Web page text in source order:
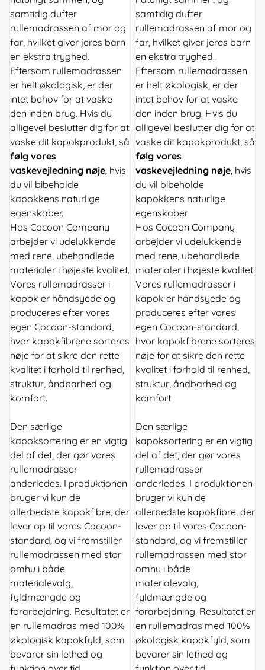
samtidig dufter
rullemadrassen af mor og
far, hvilket giver jeres barn
en ekstra tryghed.
Eftersom rullemadrassen
er helt økologisk, er der
intet behov for at vaske
den inden brug. Hvis du
alligevel beslutter dig for at
vaske dit kapokprodukt, så
følg vores
vaskevejledning nøje, hvis
du vil bibeholde
kapokkens naturlige
egenskaber.
Hos Cocoon Company
arbejder vi udelukkende
med rene, ubehandlede
materialer i højeste kvalitet.
Vores rullemadrasser i
kapok er håndsyede og
produceres efter vores
egen Cocoon-standard,
hvor kapokfibrene sorteres
nøje for at sikre den rette
kvalitet i forhold til renhed,
struktur, åndbarhed og
komfort.
Den særlige
kapoksortering er en vigtig
del af det, der gør vores
rullemadrasser
anderledes. I produktionen
bruger vi kun de
allerbedste kapokfibre, der
lever op til vores Cocoon-
standard, og vi fremstiller
rullemadrassen med stor
omhu i både
materialevalg,
fyldmængde og
forarbejdning. Resultatet er
en rullemadras med 100%
økologisk kapokfyld, som
bevarer sin lethed og
samtidig dufter
rullemadrassen af mor og
far, hvilket giver jeres barn
en ekstra tryghed.
Eftersom rullemadrassen
er helt økologisk, er der
intet behov for at vaske
den inden brug. Hvis du
alligevel beslutter dig for at
vaske dit kapokprodukt, så
følg vores
vaskevejledning nøje, hvis
du vil bibeholde
kapokkens naturlige
egenskaber.
Hos Cocoon Company
arbejder vi udelukkende
med rene, ubehandlede
materialer i højeste kvalitet.
Vores rullemadrasser i
kapok er håndsyede og
produceres efter vores
egen Cocoon-standard,
hvor kapokfibrene sorteres
nøje for at sikre den rette
kvalitet i forhold til renhed,
struktur, åndbarhed og
komfort.
Den særlige
kapoksortering er en vigtig
del af det, der gør vores
rullemadrasser
anderledes. I produktionen
bruger vi kun de
allerbedste kapokfibre, der
lever op til vores Cocoon-
standard, og vi fremstiller
rullemadrassen med stor
omhu i både
materialevalg,
fyldmængde og
forarbejdning. Resultatet er
en rullemadras med 100%
økologisk kapokfyld, som
bevarer sin lethed og